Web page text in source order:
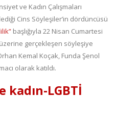
ve Kadın Çalışmaları
Cins Söyleşiler’in dördüncüsü
başlığıyla 22 Nisan Cumartesi
gerçekleşen söyleşiye
Kemal Koçak, Funda Şenol
olarak katıldı.
kadın-LGBTİ